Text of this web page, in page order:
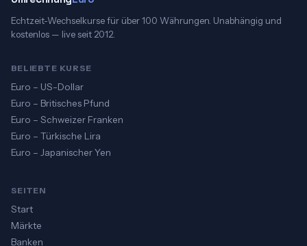
Echtzeit-Wechselkurse für über 100 Währungen. Unabhängig und
kostenlos — live seit 2012.
BELIEBTE KURSE
Euro – US-Dollar
Euro – Britisches Pfund
Euro – Schweizer Franken
Euro – Türkische Lira
Euro – Japanischer Yen
SEITEN
Start
Märkte
Banken